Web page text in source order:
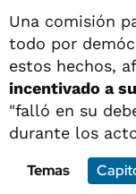
Una comisión
todo por
estos hechos,
incentivado a
"falló en su
durante los
Temas